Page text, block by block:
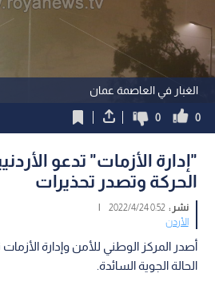
الغبار في العاصمة عمان
0
0
"إدارة الأزمات" تدعو
الحركة وتصدر تحذيرات
نشر :0:52 2022/4/24
|
الأردن
أصدر ‏المركز الوطني للأمن وإدارة
الحالة الجوية السائدة.